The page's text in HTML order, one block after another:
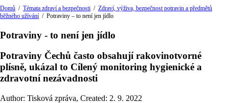
Domů / Témata zdraví a bezpečnosti / Zdraví, výživa, bezpečnost potravin a předmětů
běžného užívání / Potraviny – to není jen jídlo
Potraviny - to není jen jídlo
Potraviny Čechů často obsahují rakovinotvorné
plísně, ukázal to Cílený monitoring hygienické a
zdravotní nezávadnosti
Author: Tisková zpráva, Created: 2. 9. 2022